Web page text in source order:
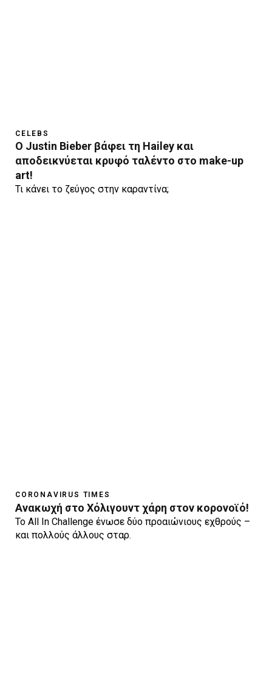
CELEBS
O Justin Bieber βάφει τη Hailey και
αποδεικνύεται κρυφό ταλέντο στο make-up
art!
Τι κάνει το ζεύγος στην καραντίνα;
CORONAVIRUS TIMES
Ανακωχή στο Χόλιγουντ χάρη στον κορονοϊό!
Το All In Challenge ένωσε δύο προαιώνιους εχθρούς –
και πολλούς άλλους σταρ.